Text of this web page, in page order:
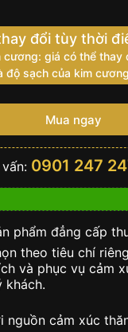
đổi tùy thời
giá có thể thay
độ sạch của kim cương
Mua ngay
0901 247
phẩm đẳng cấp
theo tiêu chí
và phục vụ cảm
khách.
nguồn cảm xúc